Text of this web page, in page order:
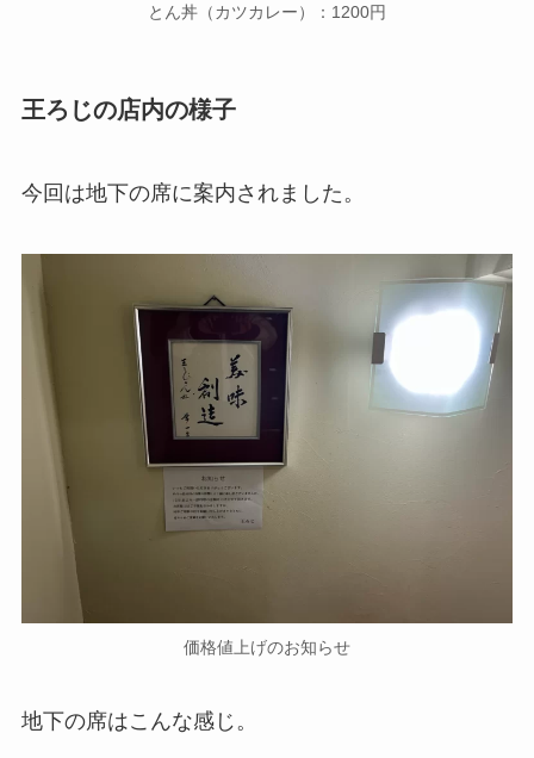
とん丼（カツカレー）：1200円
王ろじの店内の様子
今回は地下の席に案内されました。
価格値上げのお知らせ
地下の席はこんな感じ。